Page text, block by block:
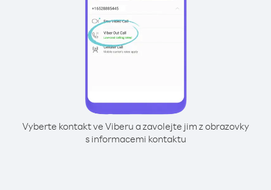
Vyberte kontakt ve Viberu a zavolejte jim z obrazovky
s informacemi kontaktu